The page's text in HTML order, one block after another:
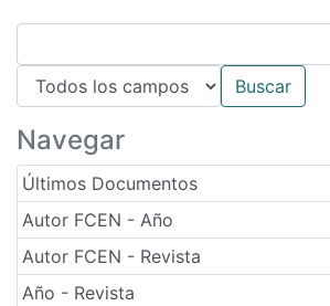
Navegar
Últimos Documentos
Autor FCEN - Año
Autor FCEN - Revista
Año - Revista